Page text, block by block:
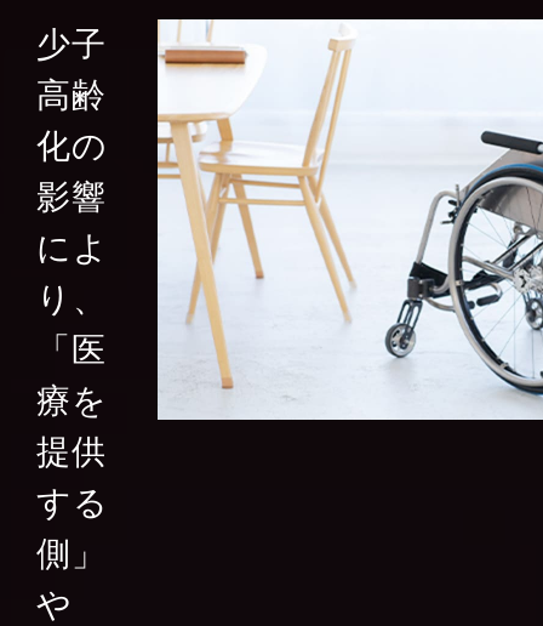
少子
高齢
化の
影響
によ
り、
「医
療を
提供
する
側」
や